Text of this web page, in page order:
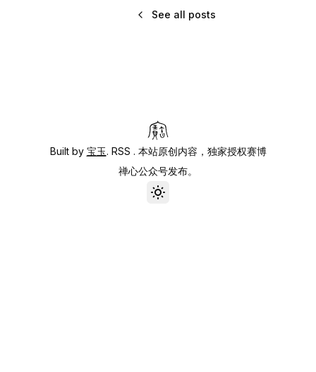
See all posts
Built by 宝玉. RSS . 本站原创内容，独家授权赛博
禅心公众号发布。
Toggle theme